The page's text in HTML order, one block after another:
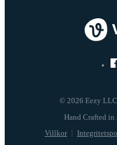
© 2026 Eezy
Villkor